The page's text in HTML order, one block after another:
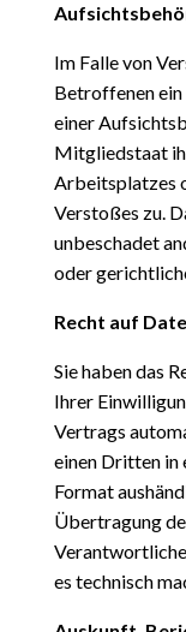
Im Falle von
Betroffenen
einer
Mitgliedstaat
Arbeitsplatzes
Verstoßes zu.
unbeschadet
oder
Recht auf
Sie haben das
Ihrer
Vertrags
einen Dritten in
Format
Übertragung
es technisch